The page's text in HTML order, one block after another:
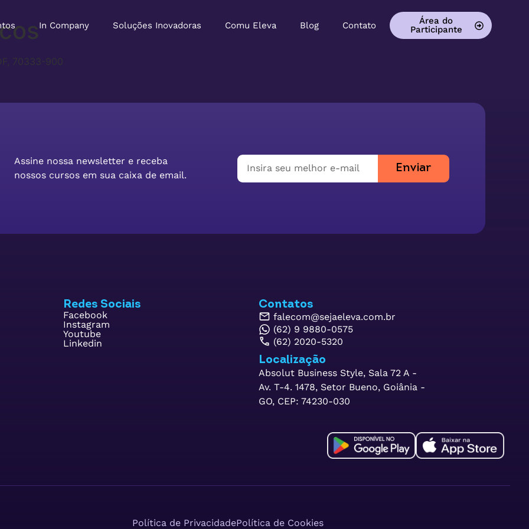
In Company Soluções Inovadoras Comu Eleva Blog Contato
Área do
Participante
70333-900
Assine nossa newsletter e receba
nossos cursos em sua caixa de email.
Enviar
Redes Sociais
Facebook
Instagram
Youtube
Linkedin
Contatos
falecom@sejaeleva.com.br
(62) 9 9880-0575
(62) 2020-5320
Localização
Absolut Business Style, Sala 72 A -
Av. T-4. 1478, Setor Bueno, Goiânia -
GO, CEP: 74230-030
Política de PrivacidadePolítica de Cookies